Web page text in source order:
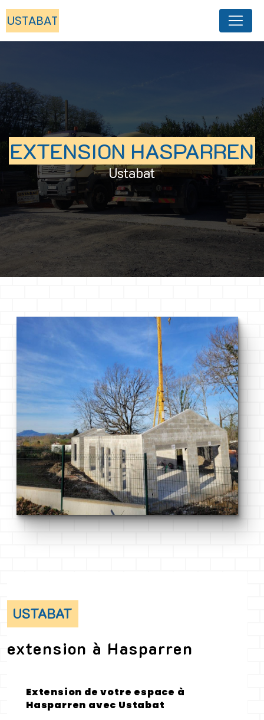
USTABAT
EXTENSION HASPARREN
Ustabat
USTABAT
extension à Hasparren
Extension de votre espace à
Hasparren avec Ustabat
Panneau de gestion des cookies